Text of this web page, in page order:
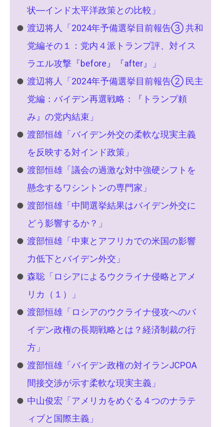
状―インド太平洋政策との比較」
渡辺将人「2024年予備選挙目前報告③ 共和
党編その１：党内４派トランプ評、対イス
ラエル攻撃『before』『after』」
渡辺将人「2024年予備選挙目前報告② 民主
党編：バイデン再選戦略：『トランプ頼
み』の党内結束」
渡部恒雄「バイデン外交の柔軟な現実主義
を反映する対インド政策」
渡部恒雄「議会の過激な対中強硬シフトを
懸念するワシントンの専門家」
渡部恒雄「中間選挙結果はバイデン外交に
どう影響するか？」
渡部恒雄「中東とアフリカでの米国の影響
力低下とバイデン外交」
森聡「ロシアによるウクライナ侵略とアメ
リカ（１）」
渡部恒雄「ロシアのウクライナ侵攻へのバ
イデン政権の長期戦略とは？経済制裁の行
方」
渡部恒雄「バイデン政権の対イランJCPOA
間接交渉が示す柔軟な現実主義」
中山俊宏「アメリカをめぐる４つのナラテ
ィブと国際主義」